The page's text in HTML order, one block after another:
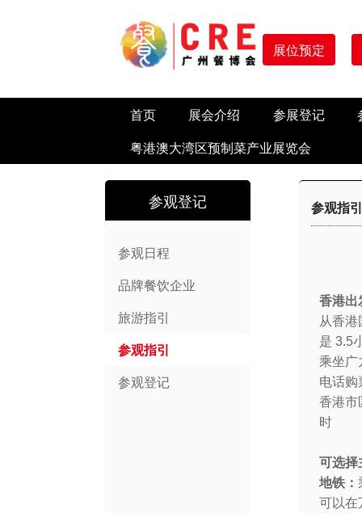
展位预定
首页 展会介绍 参展登记
粤港澳大湾区预制菜产业展览会
参观登记
参观日程
品牌餐饮企业
旅游指引
参观指引
参观登记
参观指引
香港
从香
是 3.5
乘坐广
电话
香港市
时
可选
地铁：
可以在